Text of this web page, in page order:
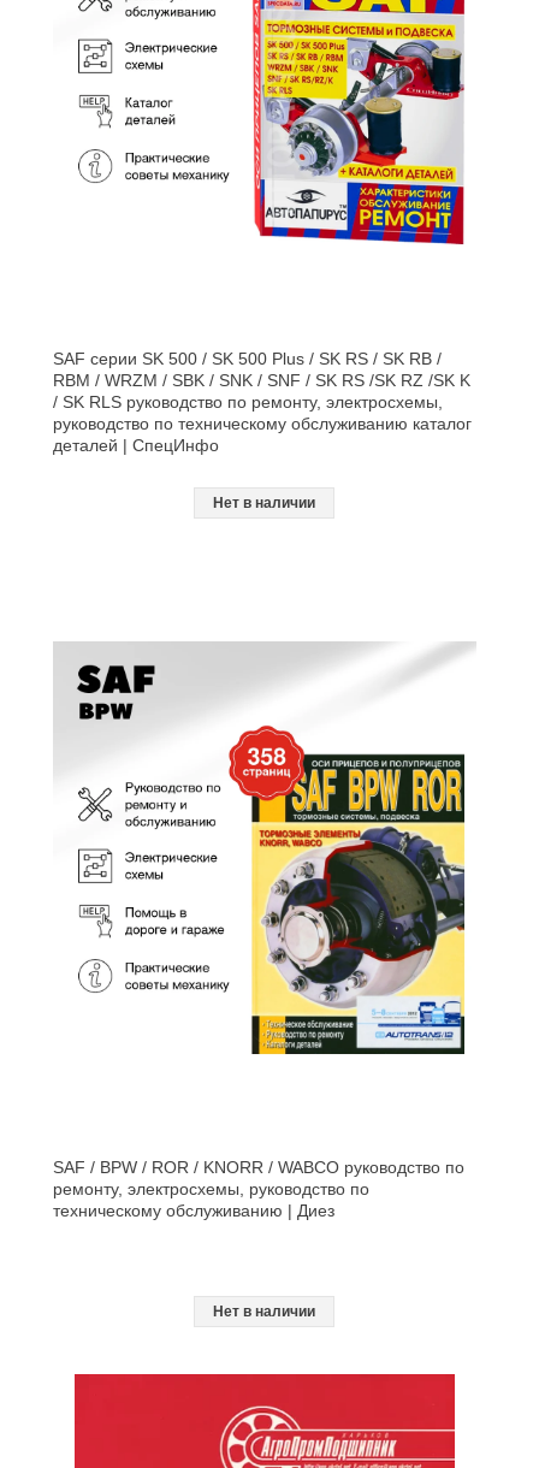
SAF серии SK 500 / SK 500 Plus / SK RS / SK RB /
RBM / WRZM / SBK / SNK / SNF / SK RS /SK RZ /SK K
/ SK RLS руководство по ремонту, электросхемы,
руководство по техническому обслуживанию каталог
деталей | СпецИнфо
Нет в наличии
SAF / BPW / ROR / KNORR / WABCO руководство по
ремонту, электросхемы, руководство по
техническому обслуживанию | Диез
Нет в наличии